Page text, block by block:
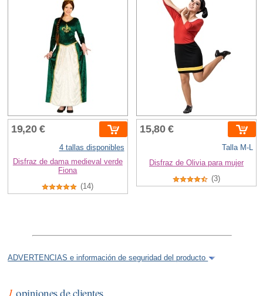
19,20 €
4 tallas disponibles
Disfraz de dama medieval verde
Fiona
(14)
15,80 €
Talla M-L
Disfraz de Olivia para mujer
(3)
ADVERTENCIAS e información de seguridad del producto
1 opiniones de clientes